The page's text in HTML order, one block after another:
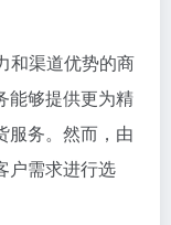
和渠道优势的商
能够提供更为精
服务。然而，由
户需求进行选